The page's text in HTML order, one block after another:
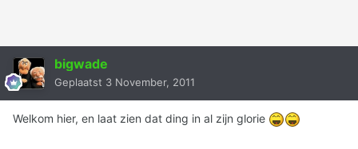
bigwade
Geplaatst 3 November, 2011
Welkom hier, en laat zien dat ding in al zijn glorie